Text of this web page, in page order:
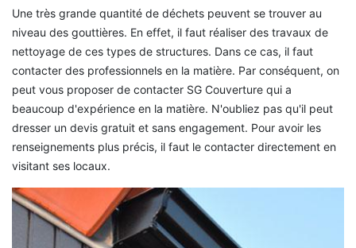
Une très grande quantité de déchets peuvent se trouver au
niveau des gouttières. En effet, il faut réaliser des travaux de
nettoyage de ces types de structures. Dans ce cas, il faut
contacter des professionnels en la matière. Par conséquent, on
peut vous proposer de contacter SG Couverture qui a
beaucoup d'expérience en la matière. N'oubliez pas qu'il peut
dresser un devis gratuit et sans engagement. Pour avoir les
renseignements plus précis, il faut le contacter directement en
visitant ses locaux.